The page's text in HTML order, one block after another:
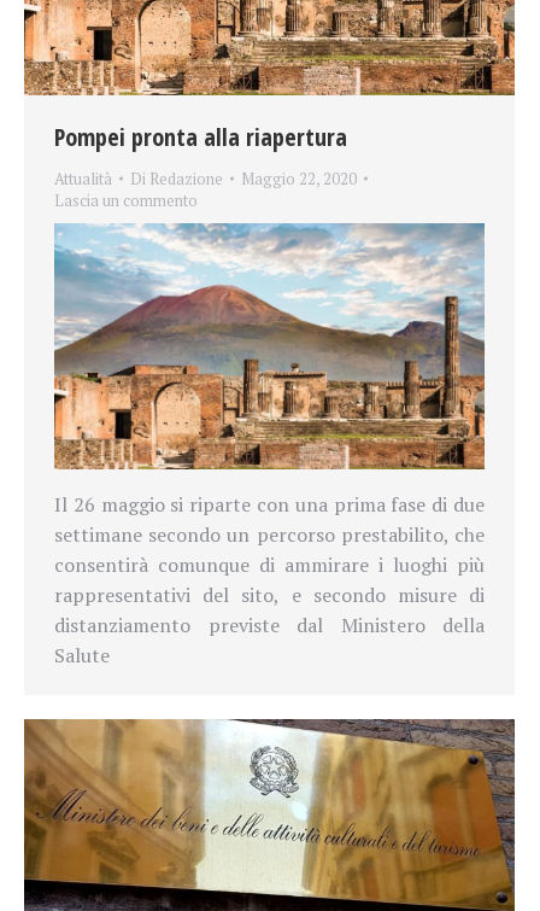
Pompei pronta alla riapertura
Attualità Di Redazione
Maggio 22, 2020
Lascia un commento
Il 26 maggio si riparte con una prima fase di due
settimane secondo un percorso prestabilito, che
consentirà comunque di ammirare i luoghi più
rappresentativi del sito, e secondo misure di
distanziamento previste dal Ministero della
Salute